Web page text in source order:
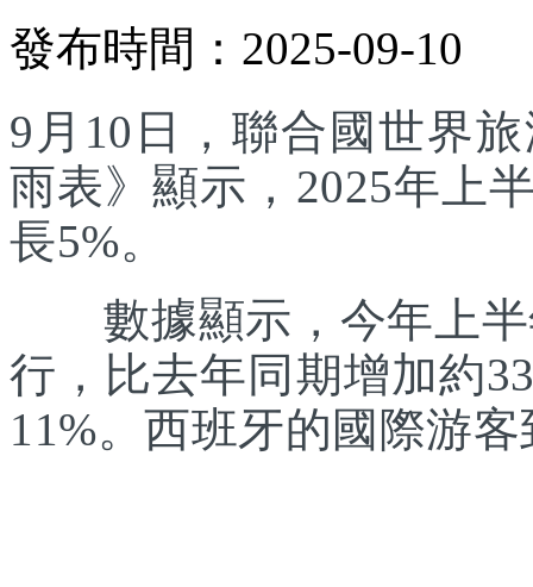
發布時間：2025-09-10
9月10日，聯合國世界
雨表》顯示，2025年上
長5%。
數據顯示，今年上半
行，比去年同期增加約
11%。西班牙的國際游